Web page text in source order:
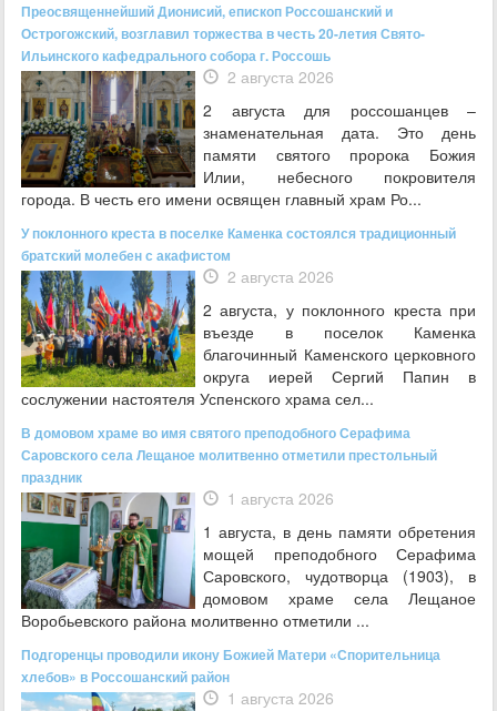
Преосвященнейший Дионисий, епископ Россошанский и
Острогожский, возглавил торжества в честь 20-летия Свято-
Ильинского кафедрального собора г. Россошь
2 августа 2026
2 августа для россошанцев –
знаменательная дата. Это день
памяти святого пророка Божия
Илии, небесного покровителя
города. В честь его имени освящен главный храм Ро...
У поклонного креста в поселке Каменка состоялся традиционный
братский молебен с акафистом
2 августа 2026
2 августа, у поклонного креста при
въезде в поселок Каменка
благочинный Каменского церковного
округа иерей Сергий Папин в
сослужении настоятеля Успенского храма сел...
В домовом храме во имя святого преподобного Серафима
Саровского села Лещаное молитвенно отметили престольный
праздник
1 августа 2026
1 августа, в день памяти обретения
мощей преподобного Серафима
Саровского, чудотворца (1903), в
домовом храме села Лещаное
Воробьевского района молитвенно отметили ...
Подгоренцы проводили икону Божией Матери «Спорительница
хлебов» в Россошанский район
1 августа 2026